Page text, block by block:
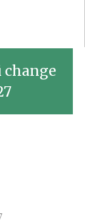
change